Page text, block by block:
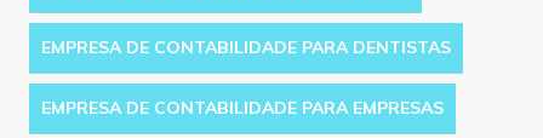
EMPRESA DE CONTABILIDADE PARA DENTISTAS
EMPRESA DE CONTABILIDADE PARA EMPRESAS